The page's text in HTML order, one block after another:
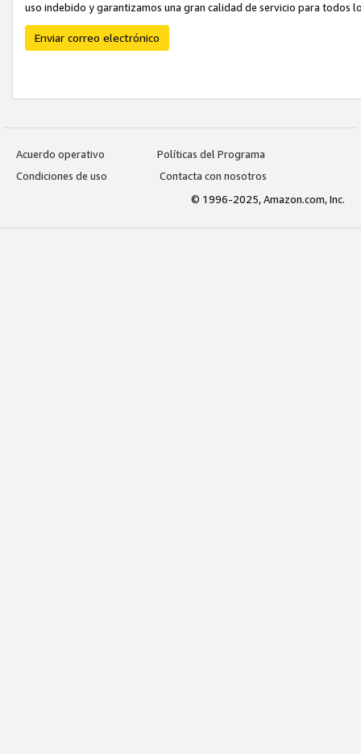
uso indebido y garantizamos una gran calidad de servicio para todos
Enviar correo electrónico
Acuerdo operativo
Políticas del Programa
Condiciones de uso
Contacta con nosotros
© 1996-2025, Amazon.com, Inc.